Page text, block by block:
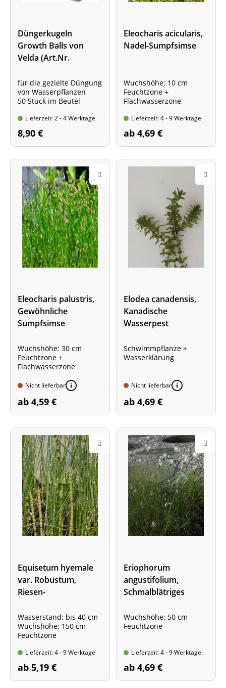
Düngerkugeln
Growth Balls von
Velda (Art.Nr.
für die gezielte Düngung
von Wasserpflanzen
50 Stück im Beutel
Lieferzeit: 2 - 4 Werktage
8,90 €
Eleocharis acicularis,
Nadel-Sumpfsimse
Wuchshöhe: 10 cm
Feuchtzone +
Flachwasserzone
Lieferzeit: 4 - 9 Werktage
ab 4,69 €
Eleocharis palustris,
Gewöhnliche
Sumpfsimse
Wuchshöhe: 30 cm
Feuchtzone +
Flachwasserzone
Nicht lieferbar
ab 4,59 €
Elodea canadensis,
Kanadische
Wasserpest
Schwimmpflanze +
Wasserklärung
Nicht lieferbar
ab 4,69 €
Equisetum hyemale
var. Robustum,
Riesen-
Wasserstand: bis 40 cm
Wuchshöhe: 150 cm
Feuchtzone
Lieferzeit: 4 - 9 Werktage
ab 5,19 €
Eriophorum
angustifolium,
Schmalblätriges
Wuchshöhe: 50 cm
Feuchtzone
Lieferzeit: 4 - 9 Werktage
ab 4,69 €